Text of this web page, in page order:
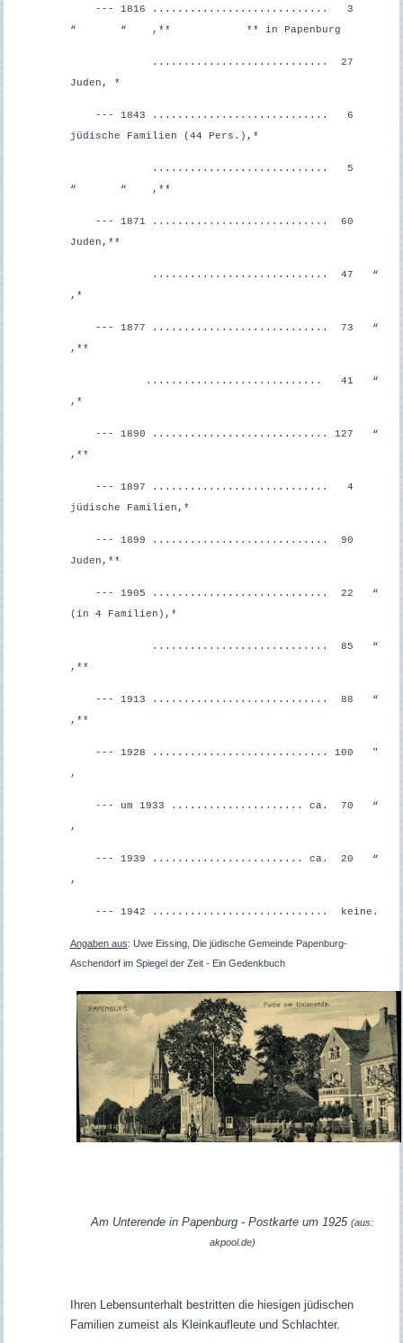
--- 1816 ............................ 3
“ “ ,**
** in Papenburg
............................ 27
Juden, *
--- 1843 ............................ 6
jüdische Familien (44 Pers.),*
............................ 5
“ “ ,**
--- 1871 ............................ 60
Juden,**
............................ 47 “
,*
--- 1877 ............................ 73 “
,**
............................ 41 “
,*
--- 1890 ............................ 127 “
,**
--- 1897 ............................ 4
jüdische Familien,*
--- 1899 ............................ 90
Juden,**
--- 1905 ............................ 22 “
(in 4 Familien),*
............................ 85 “
,**
--- 1913 ............................ 88 “
,**
--- 1928 ............................ 100 "
,
--- um 1933 ..................... ca. 70 “
,
--- 1939 ........................ ca. 20 “
,
--- 1942 ............................ keine.
Angaben aus: Uwe Eissing, Die jüdische Gemeinde Papenburg-
Aschendorf im Spiegel der Zeit - Ein Gedenkbuch
Am Unterende in Papenburg - Postkarte um 1925(aus:
akpool.de)
Ihren Lebensunterhalt bestritten die hiesigen jüdischen
Familien zumeist als Kleinkaufleute und Schlachter.